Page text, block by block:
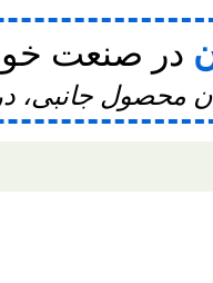
در صنعت
محصول جانبی،